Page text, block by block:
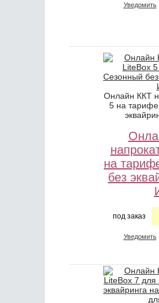
Уведомить
Онлайн ККТ
5 на
на
без
под заказ
Уведомить